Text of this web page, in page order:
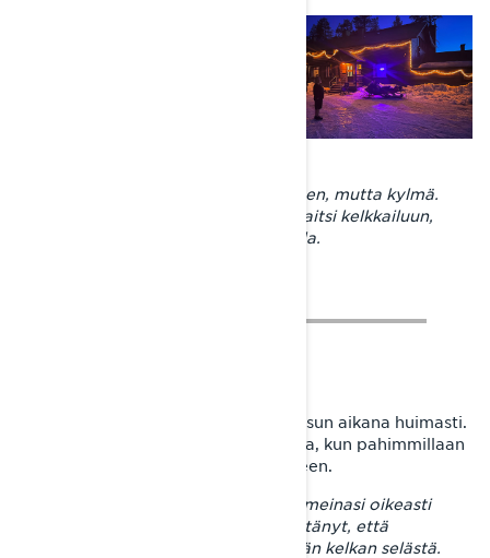
Laavuyö Vieremällä oli tunnelmallinen, mutta kylmä.
Sallassa puitteet olivat kohdillaan paitsi kelkkailuun,
myös majoittumiseen Tuntsan Pubilla.
Sää ja keliolosuhteet vaihtelivat reissun aikana huimasti.
Pakkasta saattoi yöllä olla 20 astetta, kun pahimmillaan
päivälämpötilat kipusivat 15 asteeseen.
– Kiire tuli etelään päästä, sillä lumi meinasi oikeasti
loppua. Tässä vaiheessa olin jo päättänyt, että
Suomenlahti olisi päästävä näkemään kelkan selästä.